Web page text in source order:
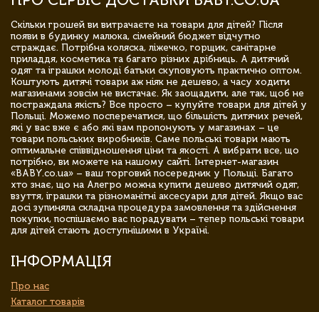
Скільки грошей ви витрачаєте на товари для дітей? Після
появи в будинку малюка, сімейний бюджет відчутно
страждає. Потрібна коляска, ліжечко, горщик, санітарне
приладдя, косметика та багато різних дрібниць. А дитячий
одяг та іграшки молоді батьки скуповують практично оптом.
Коштують дитячі товари аж ніяк не дешево, а часу ходити
магазинами зовсім не вистачає. Як заощадити, але так, щоб не
постраждала якість? Все просто – купуйте товари для дітей у
Польщі. Можемо посперечатися, що більшість дитячих речей,
які у вас вже є або які вам пропонують у магазинах – це
товари польських виробників. Саме польські товари мають
оптимальне співвідношення ціни та якості. А вибрати все, що
потрібно, ви можете на нашому сайті. Інтернет-магазин
«BABY.co.ua» – ваш торговий посередник у Польщі. Багато
хто знає, що на Алегро можна купити дешево дитячий одяг,
взуття, іграшки та різноманітні аксесуари для дітей. Якщо вас
досі зупиняла складна процедура замовлення та здійснення
покупки, поспішаємо вас порадувати – тепер польські товари
для дітей стають доступнішими в Україні.
ІНФОРМАЦІЯ
Про нас
Каталог товарів